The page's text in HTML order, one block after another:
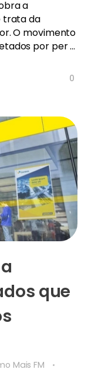
a
trata da
O movimento
por per ...
0
que
Mais FM